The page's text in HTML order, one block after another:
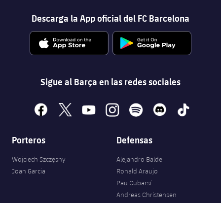
Descarga la App oficial del FC Barcelona
Sigue al Barça en las redes sociales
facebook
x youtubeinstagramspotify discord tiktok
Porteros
Wojciech Szczęsny
Joan Garcia
Defensas
Alejandro Balde
Ronald Araujo
Pau Cubarsí
Andreas Christensen